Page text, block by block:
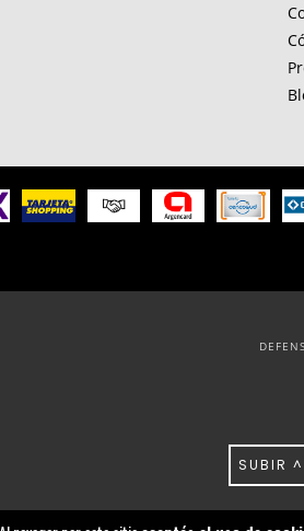
SUBIR ^